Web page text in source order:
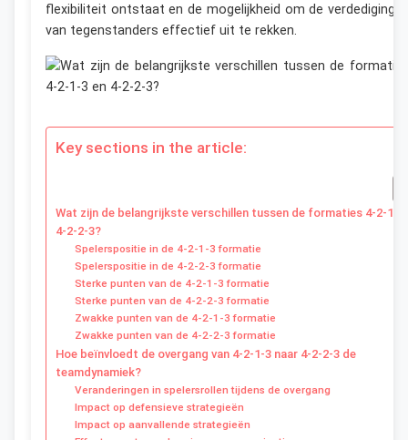
flexibiliteit ontstaat en de mogelijkheid om de
van tegenstanders effectief uit te rekken.
Key sections in the article:
Wat zijn de belangrijkste verschillen tussen de formaties 4-2-1-3
4-2-2-3?
Spelerspositie in de 4-2-1-3 formatie
Spelerspositie in de 4-2-2-3 formatie
Sterke punten van de 4-2-1-3 formatie
Sterke punten van de 4-2-2-3 formatie
Zwakke punten van de 4-2-1-3 formatie
Zwakke punten van de 4-2-2-3 formatie
Hoe beïnvloedt de overgang van 4-2-1-3 naar 4-2-2-3 de
teamdynamiek?
Veranderingen in spelersrollen tijdens de overgang
Impact op defensieve strategieën
Impact op aanvallende strategieën